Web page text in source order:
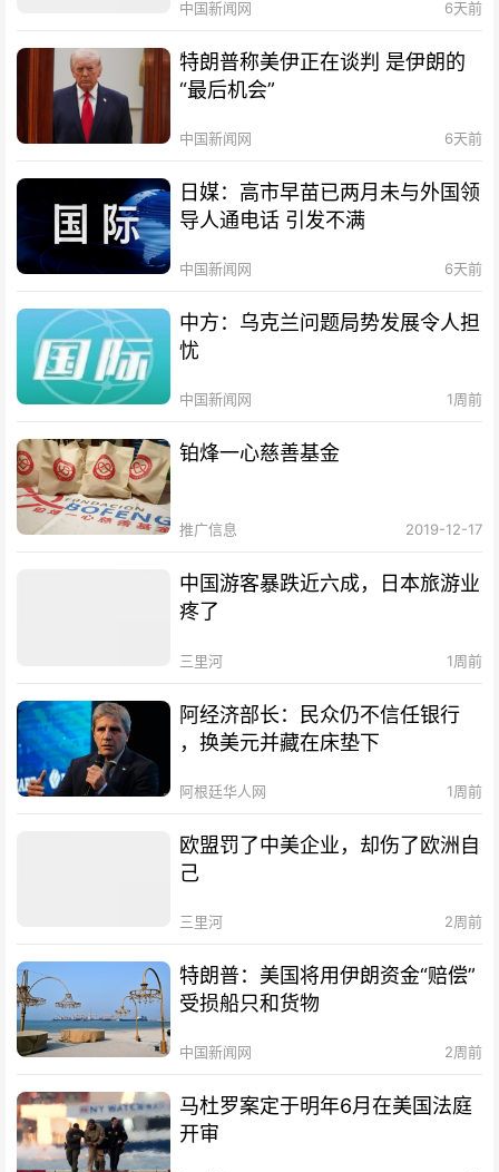
中国新闻网 6天前
特朗普称美伊正在谈判 是伊朗的
“最后机会”
中国新闻网 6天前
日媒：高市早苗已两月未与外国领
导人通电话 引发不满
中国新闻网 6天前
中方：乌克兰问题局势发展令人担
忧
中国新闻网 1周前
铂烽一心慈善基金
推广信息 2019-12-17
中国游客暴跌近六成，日本旅游业
疼了
三里河 1周前
阿经济部长：民众仍不信任银行
，换美元并藏在床垫下
阿根廷华人网 1周前
欧盟罚了中美企业，却伤了欧洲自
己
三里河 2周前
特朗普：美国将用伊朗资金“赔偿”
受损船只和货物
中国新闻网 2周前
马杜罗案定于明年6月在美国法庭
开审